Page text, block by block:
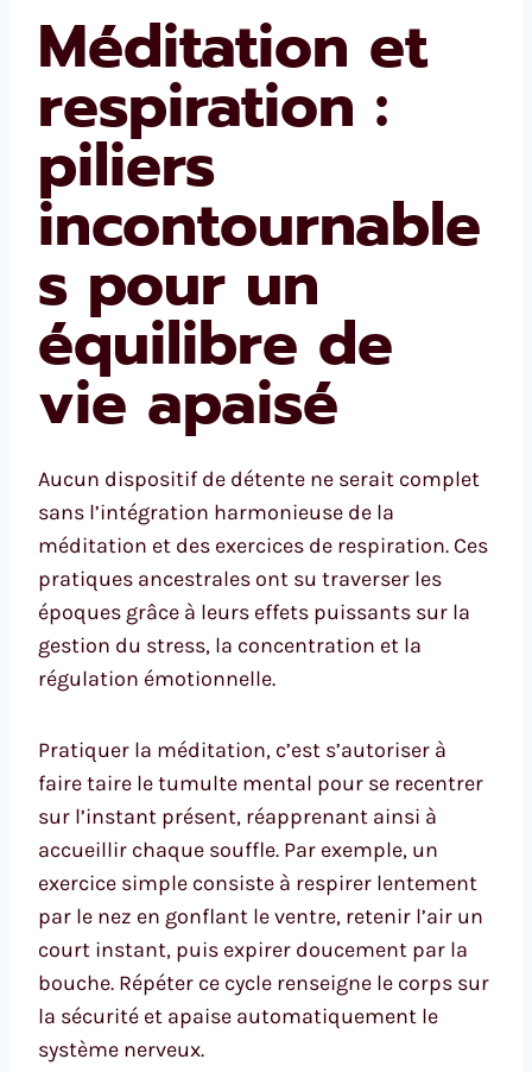
Méditation et
respiration :
piliers
incontournable
s pour un
équilibre de
vie apaisé
Aucun dispositif de détente ne serait complet
sans l’intégration harmonieuse de la
méditation et des exercices de respiration. Ces
pratiques ancestrales ont su traverser les
époques grâce à leurs effets puissants sur la
gestion du stress, la concentration et la
régulation émotionnelle.
Pratiquer la méditation, c’est s’autoriser à
faire taire le tumulte mental pour se recentrer
sur l’instant présent, réapprenant ainsi à
accueillir chaque souffle. Par exemple, un
exercice simple consiste à respirer lentement
par le nez en gonflant le ventre, retenir l’air un
court instant, puis expirer doucement par la
bouche. Répéter ce cycle renseigne le corps sur
la sécurité et apaise automatiquement le
système nerveux.